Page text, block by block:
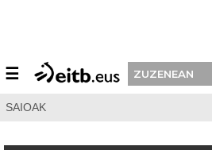
☰ ZUZENEAN
SAIOAK